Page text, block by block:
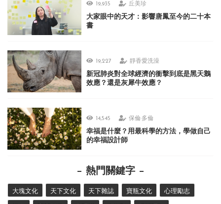
19,935 丘美珍
大家眼中的天才：影響唐鳳至今的二十本
書
19,227 靜香愛洗澡
新冠肺炎對全球經濟的衝擊到底是黑天鵝
效應？還是灰犀牛效應？
14,545 保倫·多倫
幸福是什麼？用最科學的方法，學做自己
的幸福設計師
熱門關鍵字
大塊文化 天下文化 天下雜誌 寶瓶文化 心理勵志